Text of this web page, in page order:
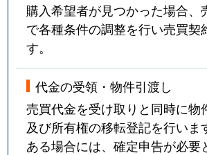
購入希望者が見つかった場合、
で各種条件の調整を行い売買契
す。
代金の受領・物件引渡し
売買代金を受け取りと同時に物
及び所有権の移転登記を行いま
ある場合には、確定申告が必要